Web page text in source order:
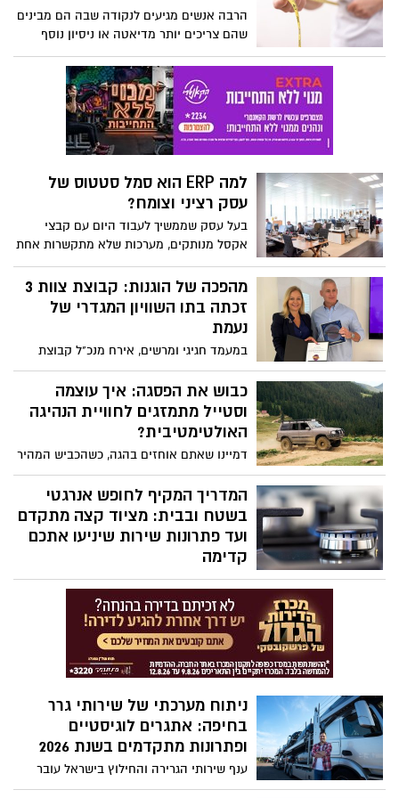
הרבה אנשים מגיעים לנקודה שבה הם מבינים
שהם צריכים יותר מדיאטה או ניסיון נוסף
להתחיל מחדש. זה השלב שבו עולה
האפשרות לפנות למסגרת מקצועית. אבל כאן
בדיוק מתחיל הבלבול: מה באמת מקבלים
כשפונים אל מרפאה לטיפול בהשמנת יתר,
ומה ההבדל בין זה לבין כל מה שניסיתם עד
היום? במאמר הזה נבחן את התהליך מזווית
זה עובד בפועל ולמה זה יכול לעשות את
ההבדל.
למה ERP הוא סמל סטטוס של
עסק רציני וצומח?
בעל עסק שממשיך לעבוד היום עם קבצי
אקסל מנותקים, מערכות שלא מתקשרות אחת
עם השנייה או מחלקות שפועלות כמו איים
נפרדים, נתפס כבעל ארגון שלא מוכן לצמיחה.
מהפכה של הוגנות: קבוצת צוות 3
זכתה בתו השוויון המגדרי של
נעמת
במעמד חגיגי ומרשים, אירח מנכ"ל קבוצת
צוות 3, ניר גלבוע, את יו"ר נעמת חגית פאר,
לציון אבן דרך היסטורית עבור החברה: קבלת
"תו מקדם השוויון וההוגנות המגדרית",
המהווה חותמת רשמית לתרבות הארגונית
והשטח. ולמי ששכח - שורשיה של הקבוצה -
כבוש את הפסגה: איך עוצמה
וסטייל מתמזגים לחוויית הנהיגה
האולטימטיבית?
דמיינו שאתם אוחזים בהגה, כשהכביש המהיר
נפתח לפניכם והנוף מתחלף מהעיר הסואנת
לשבילי עפר פראיים.
המדריך המקיף לחופש אנרגטי
בשטח ובבית: מציוד קצה מתקדם
ועד פתרונות שירות שיניעו אתכם
קדימה
היכולת לקחת את הנוחות של הבית איתנו לכל
מקום היא אחד התענוגות הגדולים של העידן
המודרני.
ניתוח מערכתי של שירותי גרר
בחיפה: אתגרים לוגיסטיים
ופתרונות מתקדמים בשנת 2026
ענף שירותי הגרירה והחילוץ בישראל עובר
בשנים האחרונות תהליכי מודרניזציה מואצים,